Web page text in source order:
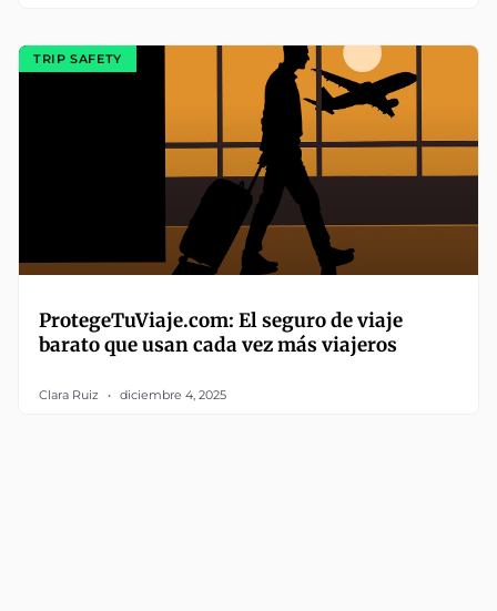
TRIP SAFETY
ProtegeTuViaje.com: El seguro de viaje
barato que usan cada vez más viajeros
Clara Ruiz diciembre 4, 2025